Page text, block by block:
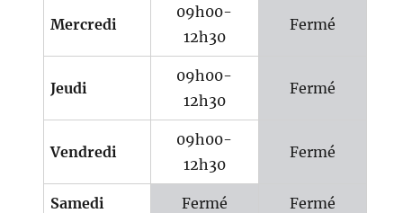
Mercredi
09h00-
12h30
Fermé
Jeudi
09h00-
12h30
Fermé
Vendredi
09h00-
12h30
Fermé
Samedi Fermé Fermé